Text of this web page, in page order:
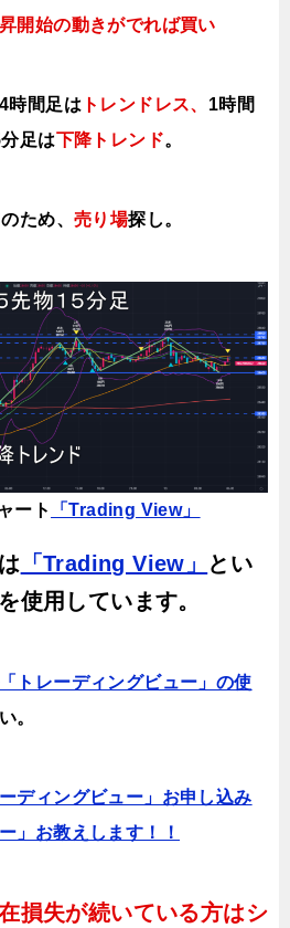
開始の動きがでれば買い
4時間足は ト レンドレス、 1時間
足は下降トレンド。
ため、売り場探し。
ート 「Trading View」
「Trading View」
とい
使用しています。
トレーディングビュー」の使
。
ーディングビュー」お申し込み
」お教えします！！
損失が続いている方はシ